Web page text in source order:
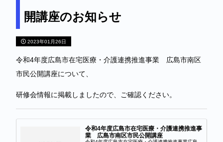
開講座のお知らせ
2023年01月26日
令和4年度広島市在宅医療・介護連携推進事業 広島市南区
市民公開講座について、
研修会情報に掲載しましたので、ご確認ください。
令和4年度広島市在宅医療・介護連携推進事
業 広島市南区市民公開講座